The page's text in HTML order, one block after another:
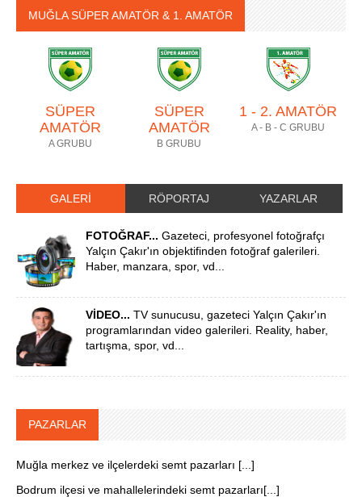
MUĞLA SÜPER AMATÖR & 1. AMATÖR
SÜPER
AMATÖR
A GRUBU
SÜPER
AMATÖR
B GRUBU
1 - 2. AMATÖR
A - B - C GRUBU
GALERİ RÖPORTAJ YAZARLAR
FOTOĞRAF... Gazeteci, profesyonel fotoğrafçı
Yalçın Çakır'ın objektifinden fotoğraf galerileri.
Haber, manzara, spor, vd...
VİDEO... TV sunucusu, gazeteci Yalçın Çakır'ın
programlarından video galerileri. Reality, haber,
tartışma, spor, vd...
PAZARLAR
Muğla merkez ve ilçelerdeki semt pazarları [...]
Bodrum ilçesi ve mahallelerindeki semt pazarları[...]